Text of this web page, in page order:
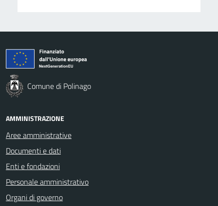
Comune di Polinago
AMMINISTRAZIONE
Aree amministrative
Documenti e dati
Enti e fondazioni
Personale amministrativo
Organi di governo